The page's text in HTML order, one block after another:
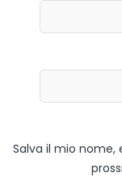
Salva il mio nome,